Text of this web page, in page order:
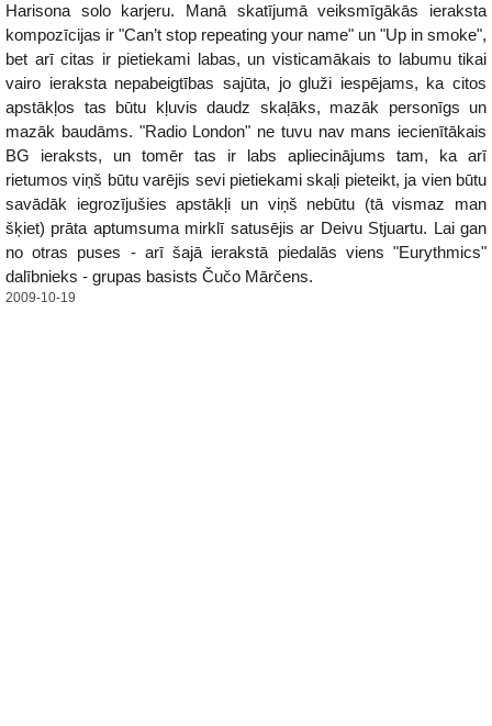
Harisona solo karjeru. Manā skatījumā veiksmīgākās ieraksta
kompozīcijas ir "Can’t stop repeating your name" un "Up in smoke",
bet arī citas ir pietiekami labas, un visticamākais to labumu tikai
vairo ieraksta nepabeigtības sajūta, jo gluži iespējams, ka citos
apstākļos tas būtu kļuvis daudz skaļāks, mazāk personīgs un
mazāk baudāms. "Radio London" ne tuvu nav mans iecienītākais
BG ieraksts, un tomēr tas ir labs apliecinājums tam, ka arī
rietumos viņš būtu varējis sevi pietiekami skaļi pieteikt, ja vien būtu
savādāk iegrozījušies apstākļi un viņš nebūtu (tā vismaz man
šķiet) prāta aptumsuma mirklī satusējis ar Deivu Stjuartu. Lai gan
no otras puses - arī šajā ierakstā piedalās viens "Eurythmics"
dalībnieks - grupas basists Čučo Mārčens.
2009-10-19